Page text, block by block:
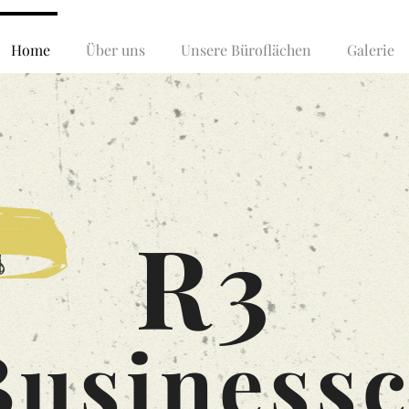
Home Über uns Unsere Büroflächen Galerie
R3